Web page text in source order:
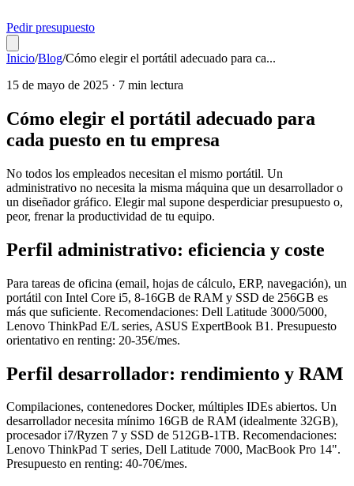
Pedir presupuesto
Inicio/Blog/Cómo elegir el portátil adecuado para ca...
15 de mayo de 2025 · 7 min lectura
Cómo elegir el portátil adecuado para
cada puesto en tu empresa
No todos los empleados necesitan el mismo portátil. Un
administrativo no necesita la misma máquina que un desarrollador o
un diseñador gráfico. Elegir mal supone desperdiciar presupuesto o,
peor, frenar la productividad de tu equipo.
Perfil administrativo: eficiencia y coste
Para tareas de oficina (email, hojas de cálculo, ERP, navegación), un
portátil con Intel Core i5, 8-16GB de RAM y SSD de 256GB es
más que suficiente. Recomendaciones: Dell Latitude 3000/5000,
Lenovo ThinkPad E/L series, ASUS ExpertBook B1. Presupuesto
orientativo en renting: 20-35€/mes.
Perfil desarrollador: rendimiento y RAM
Compilaciones, contenedores Docker, múltiples IDEs abiertos. Un
desarrollador necesita mínimo 16GB de RAM (idealmente 32GB),
procesador i7/Ryzen 7 y SSD de 512GB-1TB. Recomendaciones:
Lenovo ThinkPad T series, Dell Latitude 7000, MacBook Pro 14".
Presupuesto en renting: 40-70€/mes.